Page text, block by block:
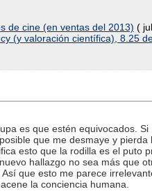
de cine (en ventas del 2013) (
(y valoración científica), 8.25
es que estén equivocados. Si
que me desmaye y pierda
esto que la rodilla es el puto
hallazgo no sea más que
que esto me parece
la conciencia humana.